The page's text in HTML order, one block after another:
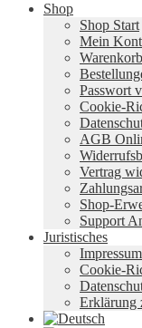
Shop
Shop Start
Mein
Warenkorb
Passwort
Cookie-
AGB
Vertrag
Shop-
Support
Juristisches
Impressum
Cookie-
Erklärung